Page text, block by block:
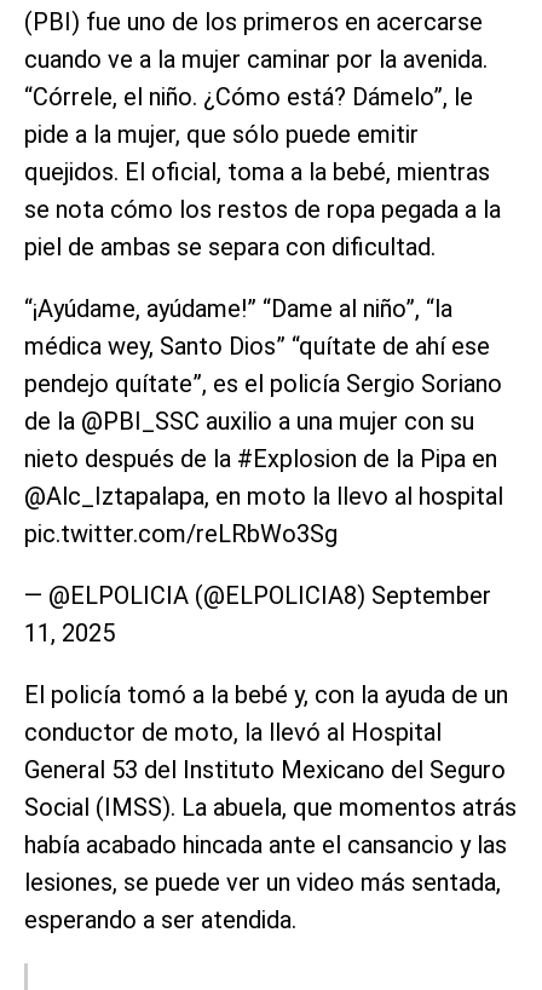
(PBI) fue uno de los primeros en acercarse
cuando ve a la mujer caminar por la avenida.
“Córrele, el niño. ¿Cómo está? Dámelo”, le
pide a la mujer, que sólo puede emitir
quejidos. El oficial, toma a la bebé, mientras
se nota cómo los restos de ropa pegada a la
piel de ambas se separa con dificultad.
“¡Ayúdame, ayúdame!” “Dame al niño”, “la
médica wey, Santo Dios” “quítate de ahí ese
pendejo quítate”, es el policía Sergio Soriano
de la @PBI_SSC auxilio a una mujer con su
nieto después de la #Explosion de la Pipa en
@Alc_Iztapalapa, en moto la llevo al hospital
pic.twitter.com/reLRbWo3Sg
— @ELPOLICIA (@ELPOLICIA8) September
11, 2025
El policía tomó a la bebé y, con la ayuda de un
conductor de moto, la llevó al Hospital
General 53 del Instituto Mexicano del Seguro
Social (IMSS). La abuela, que momentos atrás
había acabado hincada ante el cansancio y las
lesiones, se puede ver un video más sentada,
esperando a ser atendida.